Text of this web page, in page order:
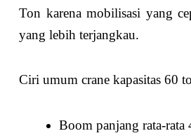
Ton karena mobilisasi yang
yang lebih terjangkau.
Ciri umum crane kapasitas 60
Boom panjang rata-rata